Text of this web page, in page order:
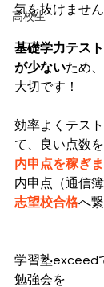
高校生
気を抜けません
基礎学力テス
が少ないため
大切です！
効率よくテス
て、良い点数を
内申点を稼ぎ
内申点（通信
志望校合格へ
学習塾exceed
勉強会を